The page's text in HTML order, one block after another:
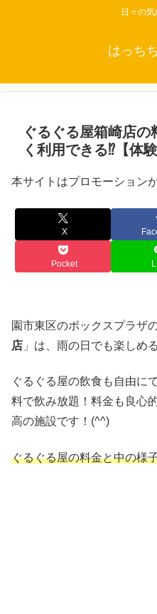
日々の
はっち
ぐるぐる屋箱崎店
く利用できる⁉【体験
本サイトはプロモーション
X
Pocket
園市東区のボックスプラザ
店 」は、雨の日でも楽しめ
ぐるぐる屋の飲食も自由に
料で飲み放題！料金も良心
高の施設です！(^^)
ぐるぐる屋の料金と中の様